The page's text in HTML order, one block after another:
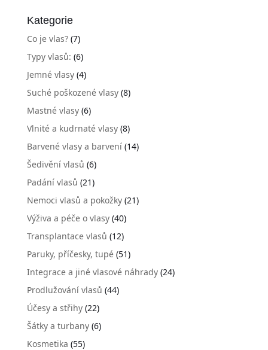
Kategorie
Co je vlas?(7)
Typy vlasů: (6)
Jemné vlasy(4)
Suché poškozené vlasy(8)
Mastné vlasy(6)
Vlnité a kudrnaté vlasy(8)
Barvené vlasy a barvení(14)
Šedivění vlasů (6)
Padání vlasů (21)
Nemoci vlasů a pokožky(21)
Výživa a péče o vlasy(40)
Transplantace vlasů (12)
Paruky, příčesky, tupé(51)
Integrace a jiné vlasové náhrady(24)
Prodlužování vlasů (44)
Účesy a střihy(22)
Šátky a turbany(6)
Kosmetika (55)